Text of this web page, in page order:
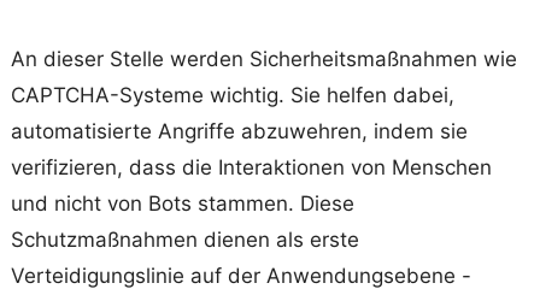
An dieser Stelle werden Sicherheitsmaßnahmen wie
CAPTCHA-Systeme wichtig. Sie helfen dabei,
automatisierte Angriffe abzuwehren, indem sie
verifizieren, dass die Interaktionen von Menschen
und nicht von Bots stammen. Diese
Schutzmaßnahmen dienen als erste
Verteidigungslinie auf der Anwendungsebene -